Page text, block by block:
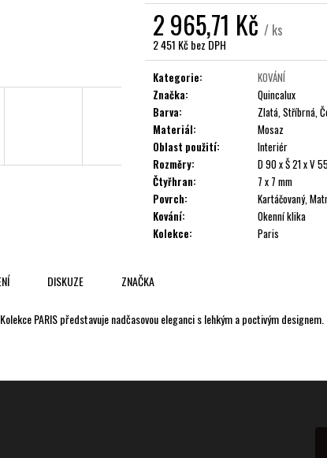
2 965,71 Kč / ks
2 451 Kč bez DPH
Měrná
cena:
Kategorie:
KOVÁNÍ
Značka:
Quincalux
Barva:
Zlatá, Stříbrná,
Materiál:
Mosaz
Oblast použití:
Interiér
Rozměry:
D 90 x Š 21 x V
Čtyřhran:
7 x 7 mm
Povrch:
Kartáčovaný,
Kování:
Okenní klika
Kolekce: Paris
DISKUZE ZNAČKA
PARIS představuje nadčasovou eleganci s lehkým a poctivým designem.